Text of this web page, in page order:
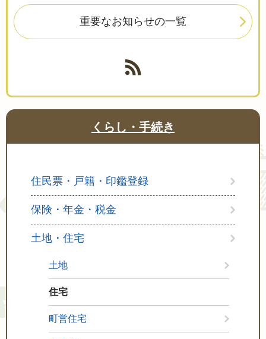
重要なお知らせの一覧
くらし・手続き
住民票・戸籍・印鑑登録
保険・年金・税金
土地・住宅
土地
住宅
町営住宅